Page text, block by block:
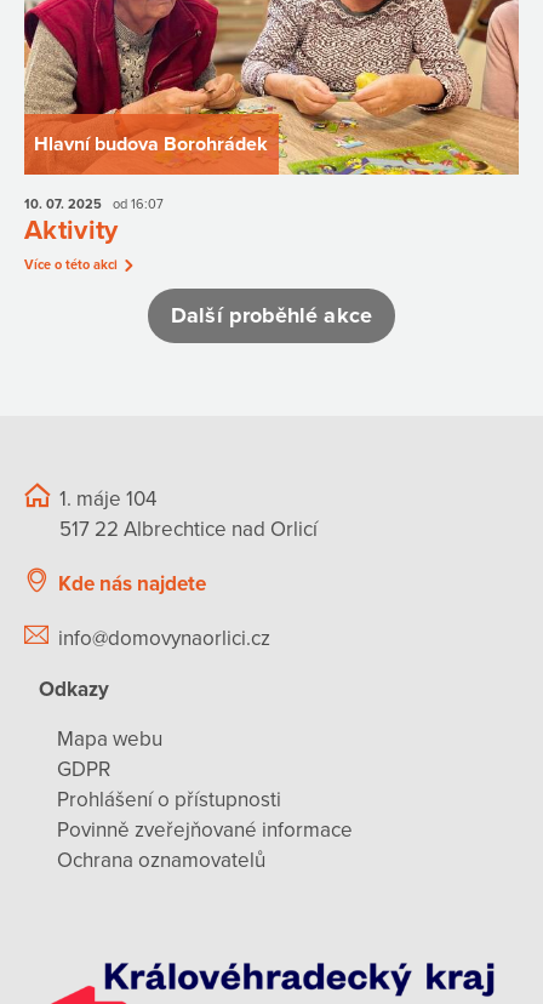
Hlavní budova Borohrádek
10. 07. 2025 od 16:07
Aktivity
Více o této akci
Další proběhlé akce
1. máje 104
517 22 Albrechtice nad Orlicí
Kde nás najdete
info@domovynaorlici.cz
Odkazy
Mapa webu
GDPR
Prohlášení o přístupnosti
Povinně zveřejňované informace
Ochrana oznamovatelů